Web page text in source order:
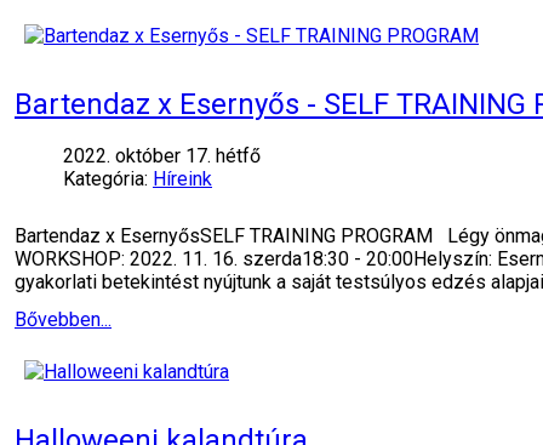
Bartendaz x Esernyős - SELF TRAINING
2022. október 17. hétfő
Kategória: Híreink
Bartendaz x EsernyősSELF TRAINING PROGRAM Légy
WORKSHOP: 2022. 11. 16. szerda18:30 - 20:00Helyszín:
gyakorlati betekintést nyújtunk a saját testsúlyos edzés
Bővebben...